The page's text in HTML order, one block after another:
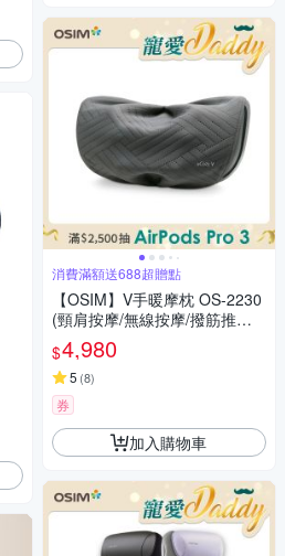
消費滿額送688超贈點
【OSIM】V手暖摩枕 OS-2230
(頸肩按摩/無線按摩/撥筋推揉/
溫熱紓緩)
$4,980
5 (8)
券
加入購物車